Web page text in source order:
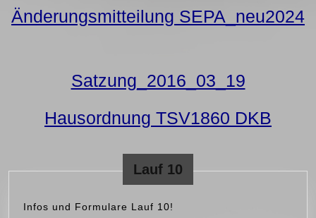
Änderungsmitteilung SEPA_neu2024
Satzung_2016_03_19
Hausordnung TSV1860 DKB
Lauf 10
Infos und Formulare Lauf 10!